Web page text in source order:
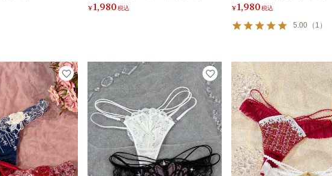
¥1,980税込 ¥1,980税込
5.00 （ 1 ）